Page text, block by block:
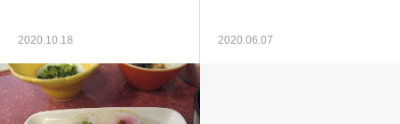
2020.10.18 2020.06.07